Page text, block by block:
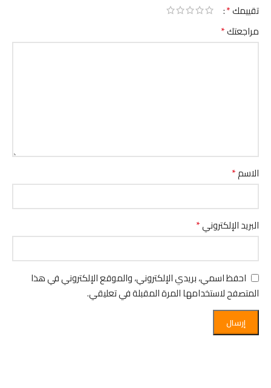
تقييمك*
مراجعتك*
الاسم*
البريد الإلكتروني*
احفظ اسمي، بريدي الإلكتروني، والموقع الإلكتروني في هذا
المتصفح لاستخدامها المرة المقبلة في تعليقي.